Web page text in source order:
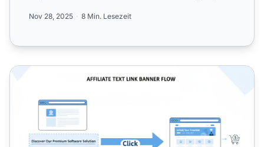
Nov 28, 2025 8 Min. Lesezeit
Was ist ein Text-Link-Banner? Vollständiger Leitfaden für